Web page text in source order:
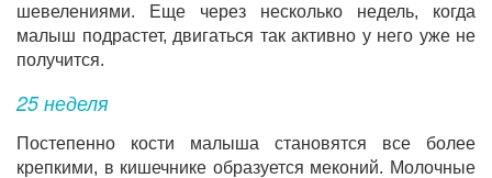
шевелениями. Еще через несколько недель, когда
малыш подрастет, двигаться так активно у него уже не
получится.
25 неделя
Постепенно кости малыша становятся все более
крепкими, в кишечнике образуется меконий. Молочные